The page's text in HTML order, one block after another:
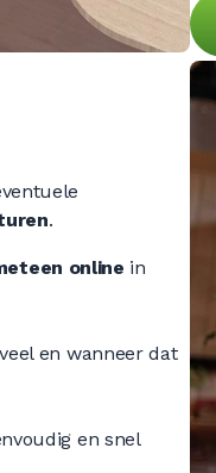
.
online in
en wanneer dat
en snel